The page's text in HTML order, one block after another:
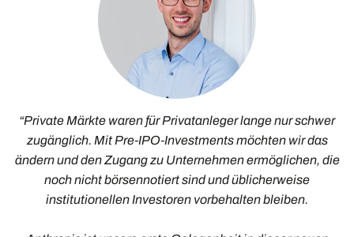
“Private Märkte waren für Privatanleger lange nur schwer
zugänglich. Mit Pre‑IPO‑Investments möchten wir das
ändern und den Zugang zu Unternehmen ermöglichen, die
noch nicht börsennotiert sind und üblicherweise
institutionellen Investoren vorbehalten bleiben.